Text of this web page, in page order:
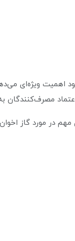
اهمیت ویژه‌ای
مصرف‌کنندگان
مهم در مورد گاز